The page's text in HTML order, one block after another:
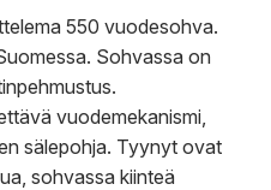
550 vuodesohva.
Sohvassa on
vuodemekanismi,
sälepohja. Tyynyt ovat
sohvassa kiinteä